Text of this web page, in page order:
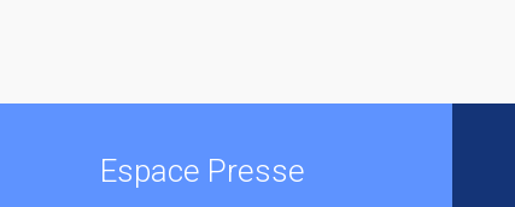
Espace Presse